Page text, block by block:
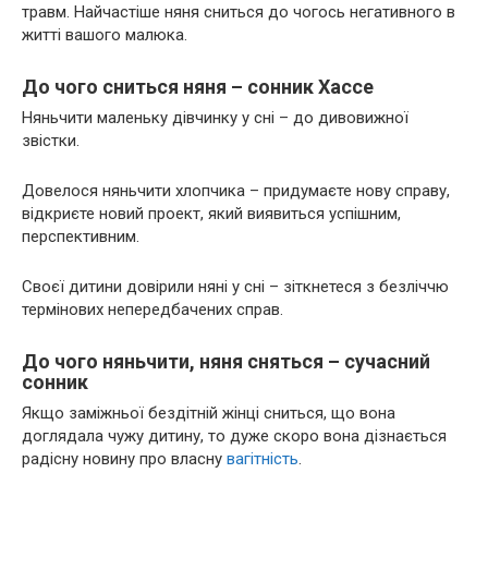
травм. Найчастіше няня сниться до чогось негативного в
житті вашого малюка.
До чого сниться няня – сонник Хассе
Няньчити маленьку дівчинку у сні – до дивовижної
звістки.
Довелося няньчити хлопчика – придумаєте нову справу,
відкриєте новий проект, який виявиться успішним,
перспективним.
Своєї дитини довірили няні у сні – зіткнетеся з безліччю
термінових непередбачених справ.
До чого няньчити, няня сняться – сучасний
сонник
Якщо заміжньої бездітній жінці сниться, що вона
доглядала чужу дитину, то дуже скоро вона дізнається
радісну новину про власну вагітність.